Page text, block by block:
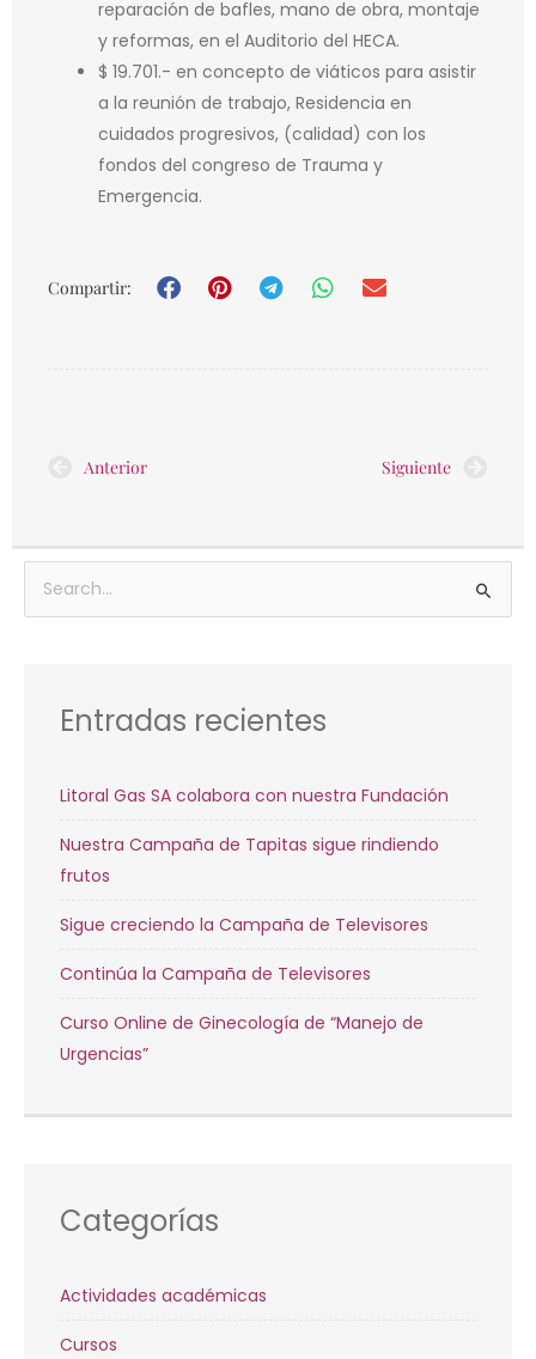
reparación de bafles, mano de obra, montaje
y reformas, en el Auditorio del HECA.
$ 19.701.- en concepto de viáticos para asistir
a la reunión de trabajo, Residencia en
cuidados progresivos, (calidad) con los
fondos del congreso de Trauma y
Emergencia.
Compartir:
Prev
Anterior Siguiente
Buscar
por:
Entradas recientes
Litoral Gas SA colabora con nuestra Fundación
Nuestra Campaña de Tapitas sigue rindiendo
frutos
Sigue creciendo la Campaña de Televisores
Continúa la Campaña de Televisores
Curso Online de Ginecología de “Manejo de
Urgencias”
Categorías
Actividades académicas
Cursos
Archivos